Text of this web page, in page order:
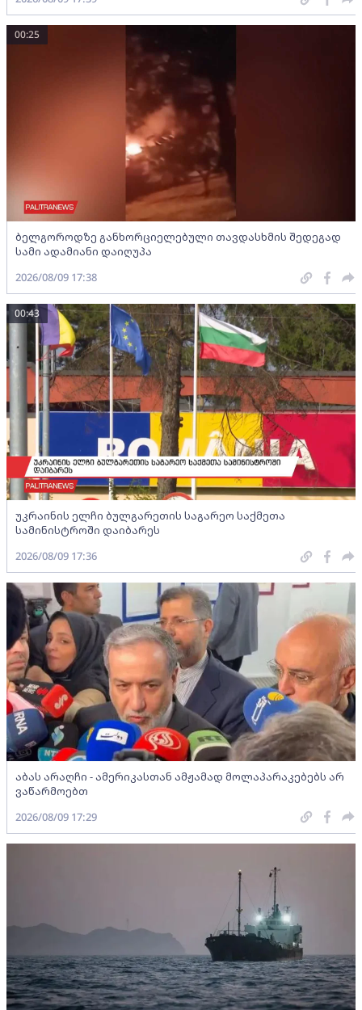
ბელგოროდზე განხორციელებული თავდასხმის შედეგად
სამი ადამიანი დაიღუპა
00:25
2026/08/09 17:38
უკრაინის ელჩი ბულგარეთის საგარეო საქმეთა
სამინისტროში დაიბარეს
00:43
2026/08/09 17:36
აბას არაღჩი - ამერიკასთან ამჟამად მოლაპარაკებებს არ
ვაწარმოებთ
2026/08/09 17:29